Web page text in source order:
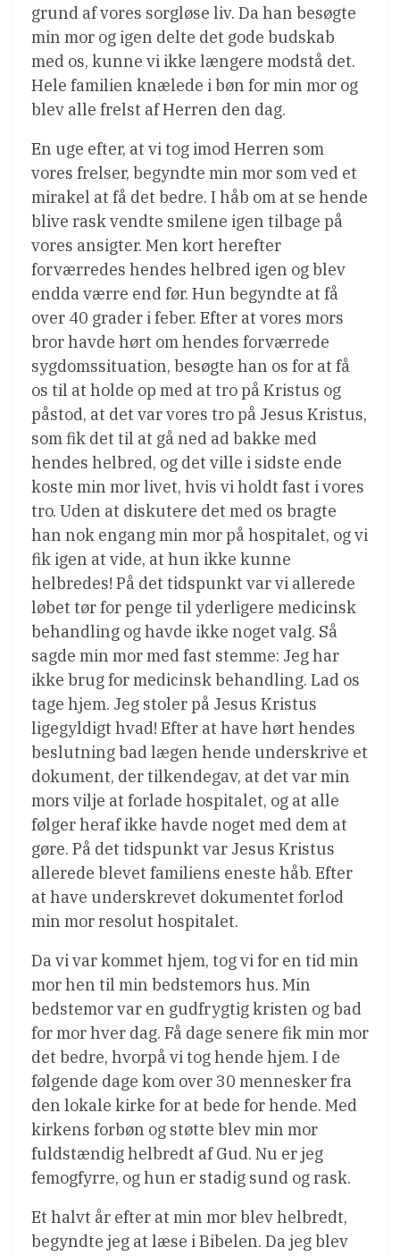
grund af vores sorgløse liv. Da han besøgte
min mor og igen delte det gode budskab
med os, kunne vi ikke længere modstå det.
Hele familien knælede i bøn for min mor og
blev alle frelst af Herren den dag.
En uge efter, at vi tog imod Herren som
vores frelser, begyndte min mor som ved et
mirakel at få det bedre. I håb om at se hende
blive rask vendte smilene igen tilbage på
vores ansigter. Men kort herefter
forværredes hendes helbred igen og blev
endda værre end før. Hun begyndte at få
over 40 grader i feber. Efter at vores mors
bror havde hørt om hendes forværrede
sygdomssituation, besøgte han os for at få
os til at holde op med at tro på Kristus og
påstod, at det var vores tro på Jesus Kristus,
som fik det til at gå ned ad bakke med
hendes helbred, og det ville i sidste ende
koste min mor livet, hvis vi holdt fast i vores
tro. Uden at diskutere det med os bragte
han nok engang min mor på hospitalet, og vi
fik igen at vide, at hun ikke kunne
helbredes! På det tidspunkt var vi allerede
løbet tør for penge til yderligere medicinsk
behandling og havde ikke noget valg. Så
sagde min mor med fast stemme: Jeg har
ikke brug for medicinsk behandling. Lad os
tage hjem. Jeg stoler på Jesus Kristus
ligegyldigt hvad! Efter at have hørt hendes
beslutning bad lægen hende underskrive et
dokument, der tilkendegav, at det var min
mors vilje at forlade hospitalet, og at alle
følger heraf ikke havde noget med dem at
gøre. På det tidspunkt var Jesus Kristus
allerede blevet familiens eneste håb. Efter
at have underskrevet dokumentet forlod
min mor resolut hospitalet.
Da vi var kommet hjem, tog vi for en tid min
mor hen til min bedstemors hus. Min
bedstemor var en gudfrygtig kristen og bad
for mor hver dag. Få dage senere fik min mor
det bedre, hvorpå vi tog hende hjem. I de
følgende dage kom over 30 mennesker fra
den lokale kirke for at bede for hende. Med
kirkens forbøn og støtte blev min mor
fuldstændig helbredt af Gud. Nu er jeg
femogfyrre, og hun er stadig sund og rask.
Et halvt år efter at min mor blev helbredt,
begyndte jeg at læse i Bibelen. Da jeg blev